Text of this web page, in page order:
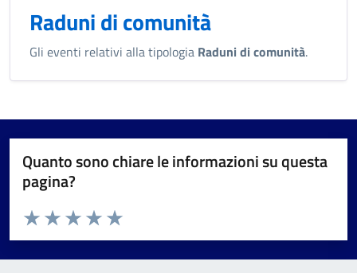
Raduni di comunità
Gli eventi relativi alla tipologia Raduni di comunità.
Quanto sono chiare le informazioni su questa
pagina?
Valuta da 1 a 5 stelle la pagina
Valuta 5 stelle su 5
Valuta 4 stelle su 5
Valuta 3 stelle su 5
Valuta 2 stelle su 5
Valuta 1 stelle su 5